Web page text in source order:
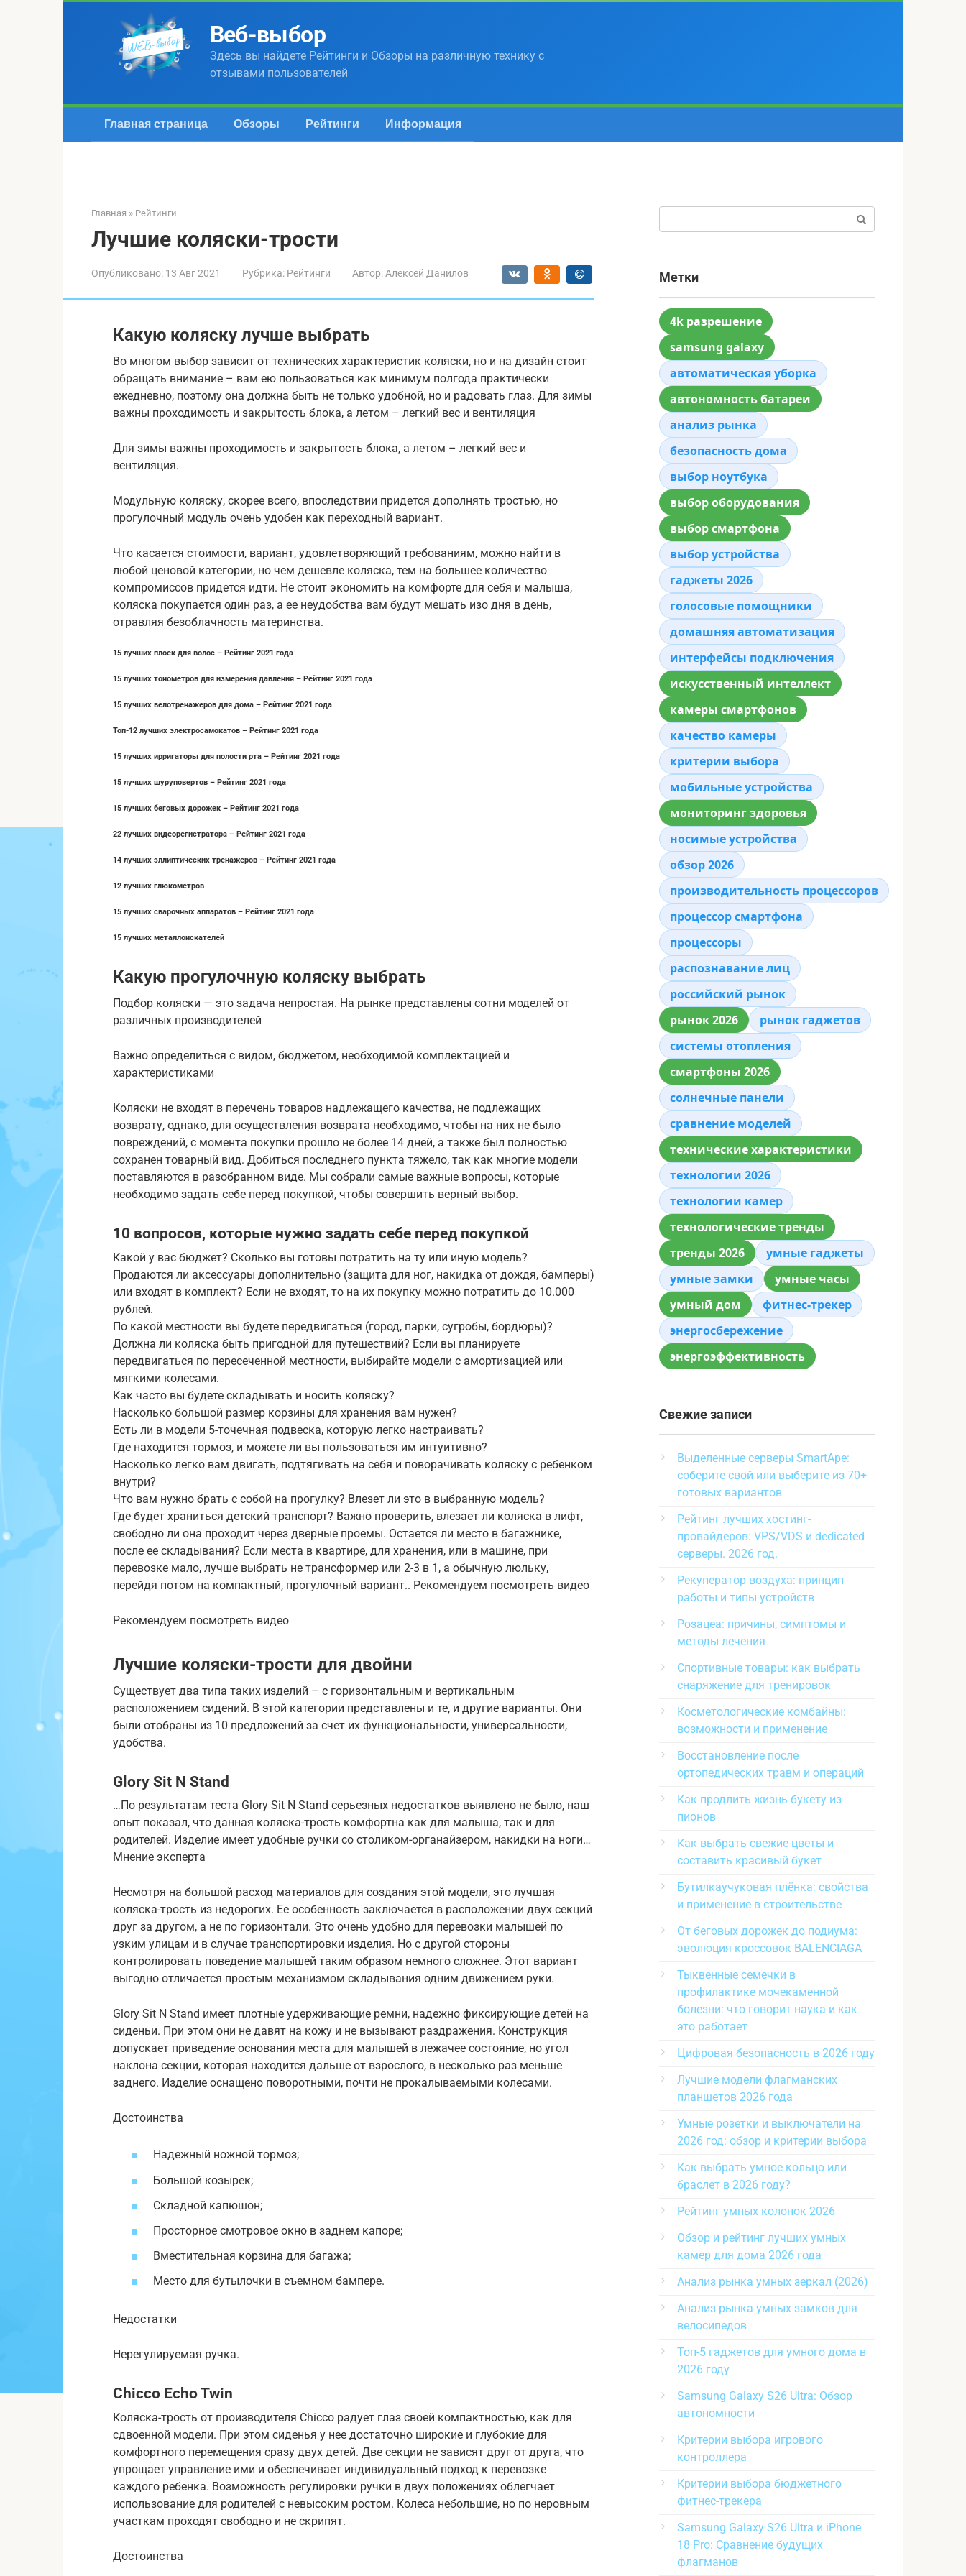
Веб-выбор
Здесь вы найдете Рейтинги и Обзоры на различную технику с
отзывами пользователей
Главная страница Обзоры Рейтинги Информация
Главная » Рейтинги
Лучшие коляски-трости
Опубликовано: 13 Авг 2021 Рубрика: Рейтинги Автор: Алексей Данилов
Какую коляску лучше выбрать
Во многом выбор зависит от технических характеристик коляски, но и на дизайн стоит
обращать внимание – вам ею пользоваться как минимум полгода практически
ежедневно, поэтому она должна быть не только удобной, но и радовать глаз. Для зимы
важны проходимость и закрытость блока, а летом – легкий вес и вентиляция
Для зимы важны проходимость и закрытость блока, а летом – легкий вес и
вентиляция.
Модульную коляску, скорее всего, впоследствии придется дополнять тростью, но
прогулочный модуль очень удобен как переходный вариант.
Что касается стоимости, вариант, удовлетворяющий требованиям, можно найти в
любой ценовой категории, но чем дешевле коляска, тем на большее количество
компромиссов придется идти. Не стоит экономить на комфорте для себя и малыша,
коляска покупается один раз, а ее неудобства вам будут мешать изо дня в день,
отравляя безоблачность материнства.
15 лучших плоек для волос – Рейтинг 2021 года
15 лучших тонометров для измерения давления – Рейтинг 2021 года
15 лучших велотренажеров для дома – Рейтинг 2021 года
Топ-12 лучших электросамокатов – Рейтинг 2021 года
15 лучших ирригаторы для полости рта – Рейтинг 2021 года
15 лучших шуруповертов – Рейтинг 2021 года
15 лучших беговых дорожек – Рейтинг 2021 года
22 лучших видеорегистратора – Рейтинг 2021 года
14 лучших эллиптических тренажеров – Рейтинг 2021 года
12 лучших глюкометров
15 лучших сварочных аппаратов – Рейтинг 2021 года
15 лучших металлоискателей
Какую прогулочную коляску выбрать
Подбор коляски — это задача непростая. На рынке представлены сотни моделей от
различных производителей
Важно определиться с видом, бюджетом, необходимой комплектацией и
характеристиками
Коляски не входят в перечень товаров надлежащего качества, не подлежащих
возврату, однако, для осуществления возврата необходимо, чтобы на них не было
повреждений, с момента покупки прошло не более 14 дней, а также был полностью
сохранен товарный вид. Добиться последнего пункта тяжело, так как многие модели
поставляются в разобранном виде. Мы собрали самые важные вопросы, которые
необходимо задать себе перед покупкой, чтобы совершить верный выбор.
10 вопросов, которые нужно задать себе перед покупкой
Какой у вас бюджет? Сколько вы готовы потратить на ту или иную модель?
Продаются ли аксессуары дополнительно (защита для ног, накидка от дождя, бамперы)
или входят в комплект? Если не входят, то на их покупку можно потратить до 10.000
рублей.
По какой местности вы будете передвигаться (город, парки, сугробы, бордюры)?
Должна ли коляска быть пригодной для путешествий? Если вы планируете
передвигаться по пересеченной местности, выбирайте модели с амортизацией или
мягкими колесами.
Как часто вы будете складывать и носить коляску?
Насколько большой размер корзины для хранения вам нужен?
Есть ли в модели 5-точечная подвеска, которую легко настраивать?
Где находится тормоз, и можете ли вы пользоваться им интуитивно?
Насколько легко вам двигать, подтягивать на себя и поворачивать коляску с ребенком
внутри?
Что вам нужно брать с собой на прогулку? Влезет ли это в выбранную модель?
Где будет храниться детский транспорт? Важно проверить, влезает ли коляска в лифт,
свободно ли она проходит через дверные проемы. Остается ли место в багажнике,
после ее складывания? Если места в квартире, для хранения, или в машине, при
перевозке мало, лучше выбрать не трансформер или 2-3 в 1, а обычную люльку,
перейдя потом на компактный, прогулочный вариант.. Рекомендуем посмотреть видео
Рекомендуем посмотреть видео
Лучшие коляски-трости для двойни
Существует два типа таких изделий – с горизонтальным и вертикальным
расположением сидений. В этой категории представлены и те, и другие варианты. Они
были отобраны из 10 предложений за счет их функциональности, универсальности,
удобства.
Glory Sit N Stand
…По результатам теста Glory Sit N Stand серьезных недостатков выявлено не было, наш
опыт показал, что данная коляска-трость комфортна как для малыша, так и для
родителей. Изделие имеет удобные ручки со столиком-органайзером, накидки на ноги…
Мнение эксперта
Несмотря на большой расход материалов для создания этой модели, это лучшая
коляска-трость из недорогих. Ее особенность заключается в расположении двух секций
друг за другом, а не по горизонтали. Это очень удобно для перевозки малышей по
узким улицам и в случае транспортировки изделия. Но с другой стороны
контролировать поведение малышей таким образом немного сложнее. Этот вариант
выгодно отличается простым механизмом складывания одним движением руки.
Glory Sit N Stand имеет плотные удерживающие ремни, надежно фиксирующие детей на
сиденьи. При этом они не давят на кожу и не вызывают раздражения. Конструкция
допускает приведение основания места для малышей в лежачее состояние, но угол
наклона секции, которая находится дальше от взрослого, в несколько раз меньше
заднего. Изделие оснащено поворотными, почти не прокалываемыми колесами.
Достоинства
Надежный ножной тормоз;
Большой козырек;
Складной капюшон;
Просторное смотровое окно в заднем капоре;
Вместительная корзина для багажа;
Место для бутылочки в съемном бампере.
Недостатки
Нерегулируемая ручка.
Chicco Echo Twin
Коляска-трость от производителя Chicco радует глаз своей компактностью, как для
сдвоенной модели. При этом сиденья у нее достаточно широкие и глубокие для
комфортного перемещения сразу двух детей. Две секции не зависят друг от друга, что
упрощает управление ими и обеспечивает индивидуальный подход к перевозке
каждого ребенка. Возможность регулировки ручки в двух положениях облегчает
использование для родителей с невысоким ростом. Колеса небольшие, но по неровным
участкам проходят свободно и не скрипят.
Достоинства
Метки
4k разрешение
samsung galaxy
автоматическая уборка
автономность батареи
анализ рынка
безопасность дома
выбор ноутбука
выбор оборудования
выбор смартфона
выбор устройства
гаджеты 2026
голосовые помощники
домашняя автоматизация
интерфейсы подключения
искусственный интеллект
камеры смартфонов
качество камеры
критерии выбора
мобильные устройства
мониторинг здоровья
носимые устройства
обзор 2026
производительность процессоров
процессор смартфона
процессоры
распознавание лиц
российский рынок
рынок 2026
рынок гаджетов
системы отопления
смартфоны 2026
солнечные панели
сравнение моделей
технические характеристики
технологии 2026
технологии камер
технологические тренды
тренды 2026
умные гаджеты
умные замки
умные часы
умный дом
фитнес-трекер
энергосбережение
энергоэффективность
Свежие записи
Выделенные серверы SmartApe:
соберите свой или выберите из 70+
готовых вариантов
Рейтинг лучших хостинг-
провайдеров: VPS/VDS и dedicated
серверы. 2026 год.
Рекуператор воздуха: принцип
работы и типы устройств
Розацеа: причины, симптомы и
методы лечения
Спортивные товары: как выбрать
снаряжение для тренировок
Косметологические комбайны:
возможности и применение
Восстановление после
ортопедических травм и операций
Как продлить жизнь букету из
пионов
Как выбрать свежие цветы и
составить красивый букет
Бутилкаучуковая плёнка: свойства
и применение в строительстве
От беговых дорожек до подиума:
эволюция кроссовок BALENCIAGA
Тыквенные семечки в
профилактике мочекаменной
болезни: что говорит наука и как
это работает
Цифровая безопасность в 2026 году
Лучшие модели флагманских
планшетов 2026 года
Умные розетки и выключатели на
2026 год: обзор и критерии выбора
Как выбрать умное кольцо или
браслет в 2026 году?
Рейтинг умных колонок 2026
Обзор и рейтинг лучших умных
камер для дома 2026 года
Анализ рынка умных зеркал (2026)
Анализ рынка умных замков для
велосипедов
Топ-5 гаджетов для умного дома в
2026 году
Samsung Galaxy S26 Ultra: Обзор
автономности
Критерии выбора игрового
контроллера
Критерии выбора бюджетного
фитнес-трекера
Samsung Galaxy S26 Ultra и iPhone
18 Pro: Сравнение будущих
флагманов